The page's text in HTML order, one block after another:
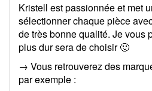
Kristell est passionnée et met
sélectionner chaque pièce
de très bonne qualité. Je vous
plus dur sera de choisir 🙂
→ Vous retrouverez des
par exemple :